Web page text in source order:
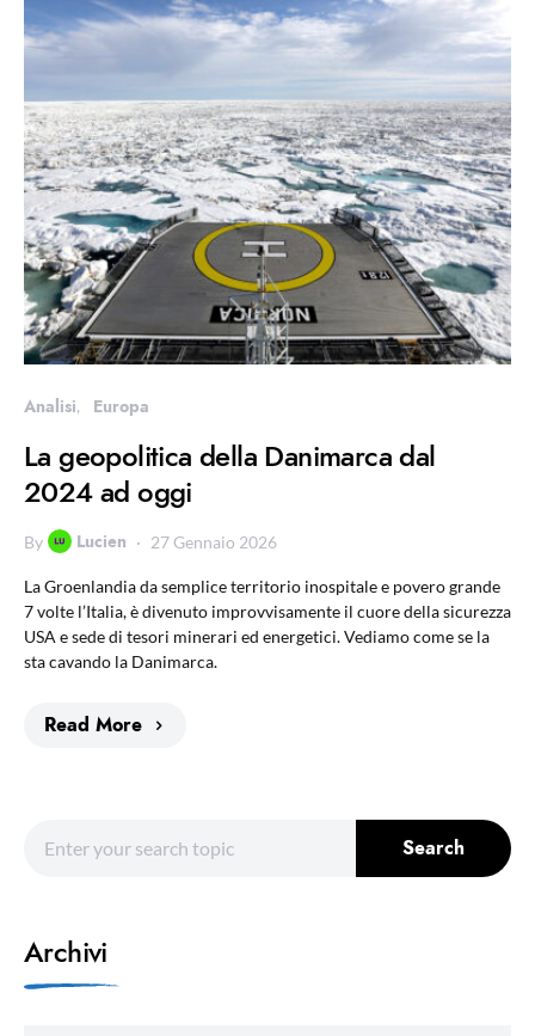
Analisi Europa
La geopolitica della Danimarca dal
2024 ad oggi
By Lucien 27 Gennaio 2026
La Groenlandia da semplice territorio inospitale e povero grande
7 volte l’Italia, è divenuto improvvisamente il cuore della sicurezza
USA e sede di tesori minerari ed energetici. Vediamo come se la
sta cavando la Danimarca.
Read More
Search
Archivi